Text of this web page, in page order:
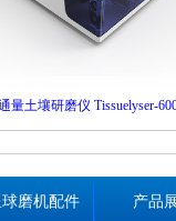
量土壤研磨仪 Tissuelyser-
磨机配件 产品